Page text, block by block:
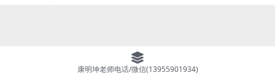
康明坤老师电话/微信(13955901934)